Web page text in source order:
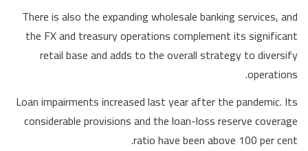
There is also the expanding wholesale banking services, and
the FX and treasury operations complement its significant
retail base and adds to the overall strategy to diversify
operations.
Loan impairments increased last year after the pandemic. Its
considerable provisions and the loan-loss reserve coverage
ratio have been above 100 per cent.